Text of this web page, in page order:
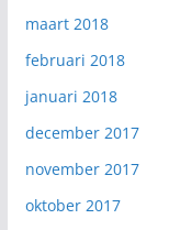
maart 2018
februari 2018
januari 2018
december 2017
november 2017
oktober 2017